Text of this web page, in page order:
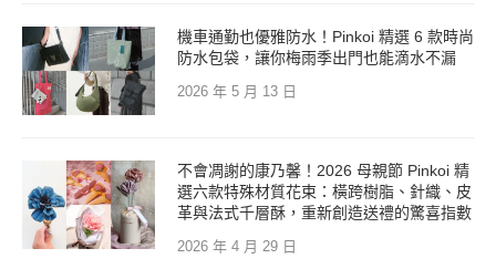
機車通勤也優雅防水！Pinkoi 精選 6 款時尚
防水包袋，讓你梅雨季出門也能滴水不漏
2026 年 5 月 13 日
不會凋謝的康乃馨！2026 母親節 Pinkoi 精
選六款特殊材質花束：橫跨樹脂、針織、皮
革與法式千層酥，重新創造送禮的驚喜指數
2026 年 4 月 29 日